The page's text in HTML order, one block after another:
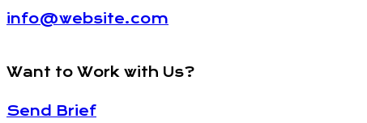
info@website.com
Want to Work with Us?
Send Brief